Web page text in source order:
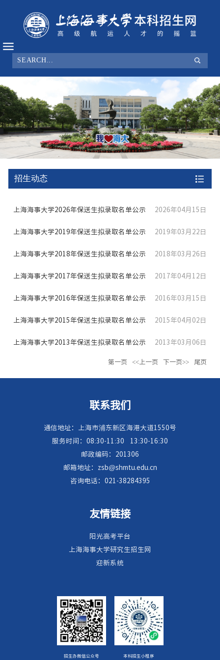
招生动态
上海海事大学2026年保送生拟录取名单公示 2026年04月15日
上海海事大学2019年保送生拟录取名单公示 2019年03月22日
上海海事大学2018年保送生拟录取名单公示 2018年03月26日
上海海事大学2017年保送生拟录取名单公示 2017年04月12日
上海海事大学2016年保送生拟录取名单公示 2016年03月15日
上海海事大学2015年保送生拟录取名单公示 2015年04月02日
上海海事大学2013年保送生拟录取名单公示 2013年03月06日
第一页 <<上一页 下一页>> 尾页
联系我们
通信地址：上海市浦东新区海港大道1550号
服务时间：08:30-11:30
13:30-16:30
邮政编码：201306
邮箱地址：zsb@shmtu.edu.cn
咨询电话：021-38284395
友情链接
阳光高考平台
上海海事大学研究生招生网
迎新系统
招生办微信公众号 本科招生小程序